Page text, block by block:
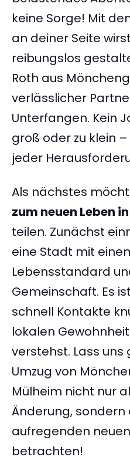
keine Sorge! Mit
an deiner Seite
reibungslos
Roth aus
verlässlicher
Unterfangen. Kein
groß oder zu klein
jeder
Als nächstes
zum neuen Leben
teilen. Zunächst
eine Stadt mit
Lebensstandard
Gemeinschaft. Es
schnell Kontakte
lokalen
verstehst. Lass
Umzug von
Mülheim nicht nur
Änderung, sondern
aufregenden
betrachten!